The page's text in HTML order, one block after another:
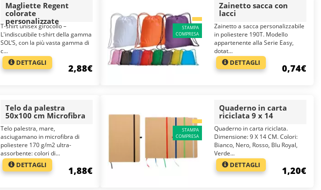
Magliette Regent
colorate
personalizzate
T-shirt unisex girocollo –
L'indiscutibile t-shirt della gamma
SOL’S, con la più vasta gamma di
c...
DETTAGLI 2,88€
STAMPA
COMPRESA
Zainetto sacca con
lacci
Zainetto a sacca personalizzabile
in poliestere 190T. Modello
appartenente alla Serie Easy,
dotat...
DETTAGLI 0,74€
Telo da palestra
50x100 cm Microfibra
Telo palestra, mare,
asciugamano in microfibra di
poliestere 170 g/m2 ultra-
assorbente: colori di...
DETTAGLI 1,88€
STAMPA
COMPRESA
Quaderno in carta
riciclata 9 x 14
Quaderno in carta riciclata.
Dimensione: 9 X 14 CM. Colori:
Bianco, Nero, Rosso, Blu Royal,
Verde...
DETTAGLI 1,20€